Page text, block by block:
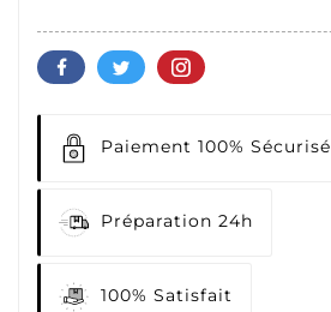
Paiement 100% Sécurisé
Préparation 24h
100% Satisfait